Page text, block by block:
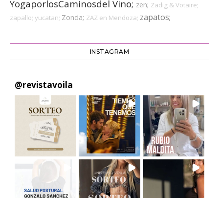
YogaporlosCaminosdel Vino; zen; Zadig & Votaire;
zapallo; yucatan; Zonda; ZAZ en Mendoza; zapatos;
INSTAGRAM
@revistavoila